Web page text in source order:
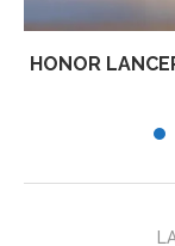
HONOR